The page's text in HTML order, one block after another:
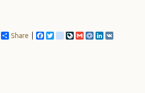
Share Facebook
Twitterblogger_post
LiveJournal
GmailMail.RuLinkedIn